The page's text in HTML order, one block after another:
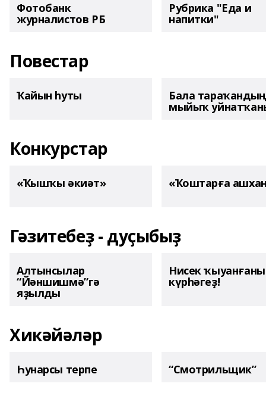
Фотобанк
журналистов РБ
Рубрика "Еда и
напитки"
Повестар
Ҡайын һуты Бала тараҡандың
мыйыҡ
Конкурстар
«Ҡышҡы әкиәт» «Ҡоштарға
Гәзитебеҙ - дуҫыбыҙ
Алтынсылар
“Йәншишмә”гә
яҙылды
Нисек
күрһәгеҙ!
Хикәйәләр
Һунарсы терпе “Смотрильщик”